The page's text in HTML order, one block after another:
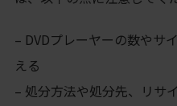
– DVDプレーヤーの数やサ
える
– 処分方法や処分先、リサ